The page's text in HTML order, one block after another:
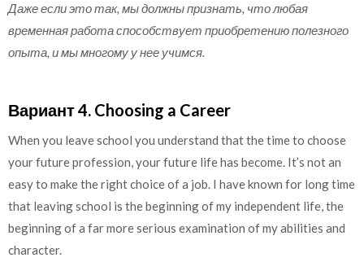
Даже если это так, мы должны признать, что любая
временная работа способствует приобретению полезного
опыта, и мы многому у нее учимся.
Вариант 4. Choosing a Career
When you leave school you understand that the time to choose
your future profession, your future life has become. It’s not an
easy to make the right choice of a job. I have known for long time
that leaving school is the beginning of my independent life, the
beginning of a far more serious examination of my abilities and
character.